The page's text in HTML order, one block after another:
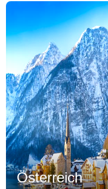
Österreich